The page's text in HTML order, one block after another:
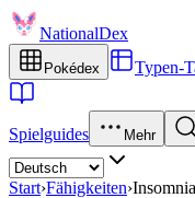
NationalDex
Pokédex Typen-
Spielguides Mehr
Start›Fähigkeiten›Insomnia